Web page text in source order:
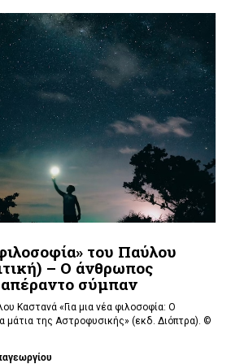
του Παύλου
– Ο άνθρωπος
σύμπαν
Καστανά «Για μια νέα φιλοσοφία: Ο
μάτια της Αστροφυσικής» (εκδ. Διόπτρα). ©